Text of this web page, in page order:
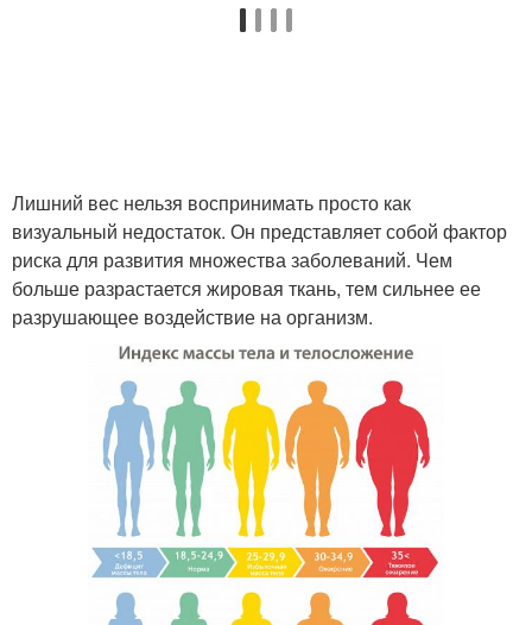
Лишний вес нельзя воспринимать просто как
визуальный недостаток. Он представляет собой фактор
риска для развития множества заболеваний. Чем
больше разрастается жировая ткань, тем сильнее ее
разрушающее воздействие на организм.